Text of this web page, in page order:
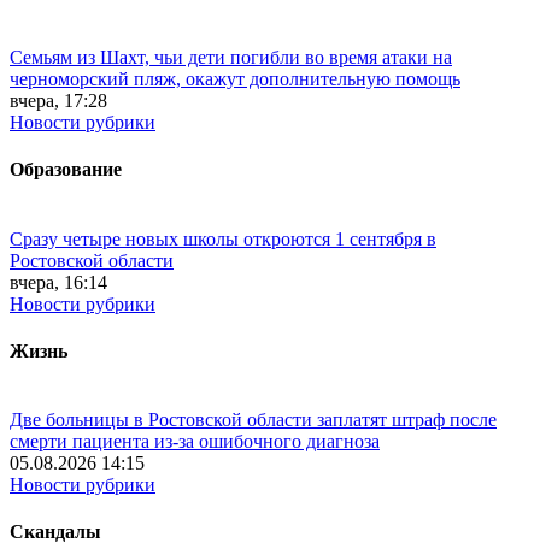
Семьям из Шахт, чьи дети погибли во время атаки на
черноморский пляж, окажут дополнительную помощь
вчера, 17:28
Новости рубрики
Образование
Сразу четыре новых школы откроются 1 сентября в
Ростовской области
вчера, 16:14
Новости рубрики
Жизнь
Две больницы в Ростовской области заплатят штраф после
смерти пациента из-за ошибочного диагноза
05.08.2026 14:15
Новости рубрики
Скандалы